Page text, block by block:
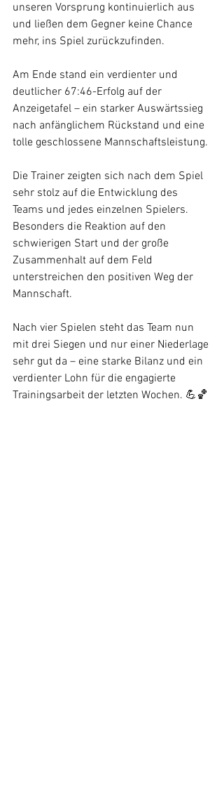
unseren Vorsprung kontinuierlich aus
und ließen dem Gegner keine Chance
mehr, ins Spiel zurückzufinden.
Am Ende stand ein verdienter und
deutlicher 67:46-Erfolg auf der
Anzeigetafel – ein starker Auswärtssieg
nach anfänglichem Rückstand und eine
tolle geschlossene Mannschaftsleistung.
Die Trainer zeigten sich nach dem Spiel
sehr stolz auf die Entwicklung des
Teams und jedes einzelnen Spielers.
Besonders die Reaktion auf den
schwierigen Start und der große
Zusammenhalt auf dem Feld
unterstreichen den positiven Weg der
Mannschaft.
Nach vier Spielen steht das Team nun
mit drei Siegen und nur einer Niederlage
sehr gut da – eine starke Bilanz und ein
verdienter Lohn für die engagierte
Trainingsarbeit der letzten Wochen. 💪🏀